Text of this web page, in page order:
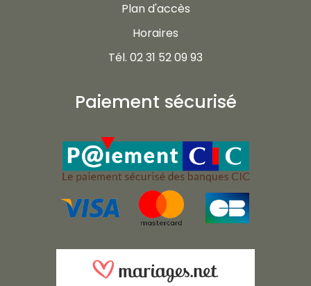
Plan d'accès
Horaires
Tél. 02 31 52 09 93
Paiement sécurisé